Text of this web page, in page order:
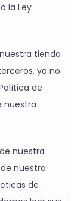
la Ley
tienda
ya no
de
nuestra
nuestra
nuestro
de